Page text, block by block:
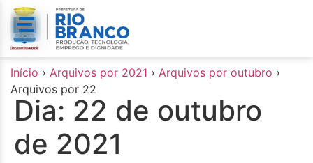
conteúdo
Início › Arquivos por 2021 › Arquivos por outubro ›
Arquivos por 22
Dia: 22 de outubro
de 2021